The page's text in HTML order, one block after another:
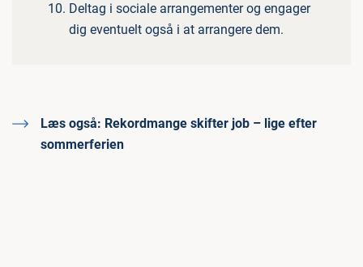
Deltag i sociale arrangementer og engager
dig eventuelt også i at arrangere dem.
Læs også: Rekordmange skifter job – lige efter
sommerferien